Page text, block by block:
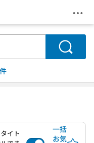
メ
検索
タイト
一括
お気